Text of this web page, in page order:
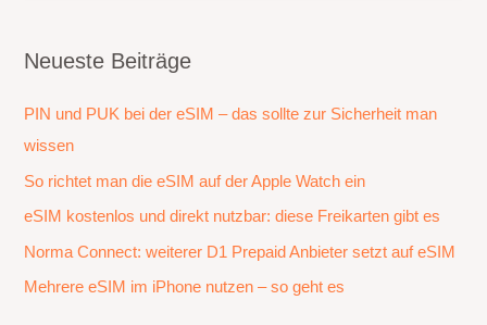
h
n
n
a
c
Neueste Beiträge
PIN und PUK bei der eSIM – das sollte zur Sicherheit man
wissen
So richtet man die eSIM auf der Apple Watch ein
eSIM kostenlos und direkt nutzbar: diese Freikarten gibt es
Norma Connect: weiterer D1 Prepaid Anbieter setzt auf eSIM
Mehrere eSIM im iPhone nutzen – so geht es